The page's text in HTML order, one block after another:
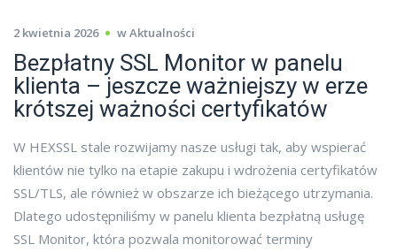
2 kwietnia 2026 wAktualności
Bezpłatny SSL Monitor w panelu
klienta – jeszcze ważniejszy w erze
krótszej ważności certyfikatów
W HEXSSL stale rozwijamy nasze usługi tak, aby wspierać
klientów nie tylko na etapie zakupu i wdrożenia certyfikatów
SSL/TLS, ale również w obszarze ich bieżącego utrzymania.
Dlatego udostępniliśmy w panelu klienta bezpłatną usługę
SSL Monitor, która pozwala monitorować terminy